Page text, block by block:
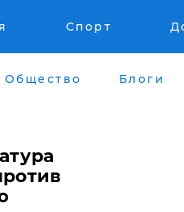
Спорт
Общество Блоги